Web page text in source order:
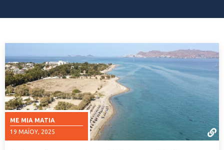
ΜΕ ΜΙΑ ΜΑΤΙΆ
19 ΜΑΪ́ΟΥ, 2025